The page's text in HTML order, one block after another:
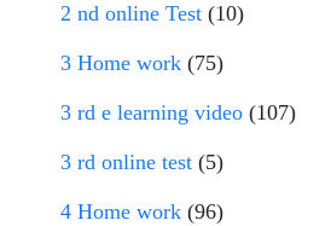
2 nd online Test (10)
3 Home work (75)
3 rd e learning video (107)
3 rd online test (5)
4 Home work (96)